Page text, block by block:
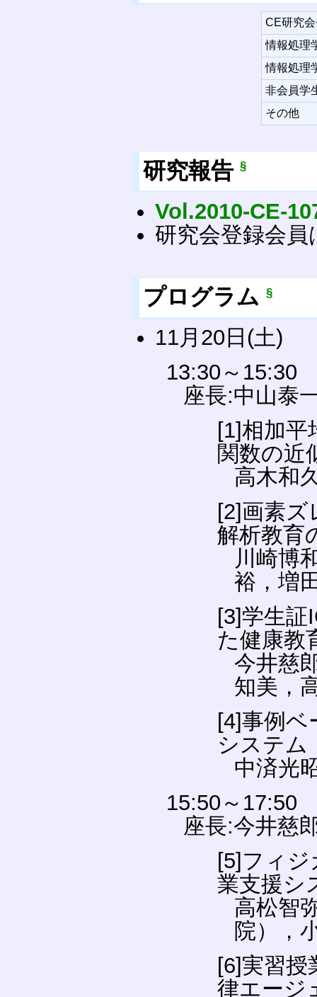
CE研究
情報処理
情報処理
非会員学
その他
研究報告§
Vol.2010-CE-
研究会登録会員
プログラム§
11月20日(土)
13:30～15:30
座長:中山泰
[1]相加
関数の近
高木和
[2]画素
解析教育
川崎博
裕，増
[3]学生
た健康教
今井慈
知美，
[4]事例
システム
中済光
15:50～17:50
座長:今井慈
[5]フィ
業支援シ
高松智
院），
[6]実習
律エージ